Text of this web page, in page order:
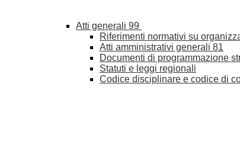
Atti generali 99
Riferimenti normativi su
Atti amministrativi generali 81
Documenti di programmazione
Statuti e leggi regionali
Codice disciplinare e codice di